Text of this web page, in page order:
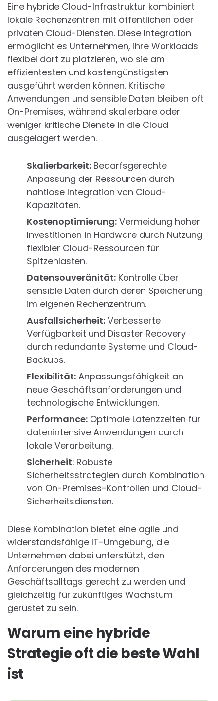
Eine hybride Cloud-Infrastruktur kombiniert
lokale Rechenzentren mit öffentlichen oder
privaten Cloud-Diensten. Diese Integration
ermöglicht es Unternehmen, ihre Workloads
flexibel dort zu platzieren, wo sie am
effizientesten und kostengünstigsten
ausgeführt werden können. Kritische
Anwendungen und sensible Daten bleiben oft
On-Premises, während skalierbare oder
weniger kritische Dienste in die Cloud
ausgelagert werden.
Skalierbarkeit: Bedarfsgerechte
Anpassung der Ressourcen durch
nahtlose Integration von Cloud-
Kapazitäten.
Kostenoptimierung: Vermeidung hoher
Investitionen in Hardware durch Nutzung
flexibler Cloud-Ressourcen für
Spitzenlasten.
Datensouveränität: Kontrolle über
sensible Daten durch deren Speicherung
im eigenen Rechenzentrum.
Ausfallsicherheit: Verbesserte
Verfügbarkeit und Disaster Recovery
durch redundante Systeme und Cloud-
Backups.
Flexibilität: Anpassungsfähigkeit an
neue Geschäftsanforderungen und
technologische Entwicklungen.
Performance: Optimale Latenzzeiten für
datenintensive Anwendungen durch
lokale Verarbeitung.
Sicherheit: Robuste
Sicherheitsstrategien durch Kombination
von On-Premises-Kontrollen und Cloud-
Sicherheitsdiensten.
Diese Kombination bietet eine agile und
widerstandsfähige IT-Umgebung, die
Unternehmen dabei unterstützt, den
Anforderungen des modernen
Geschäftsalltags gerecht zu werden und
gleichzeitig für zukünftiges Wachstum
gerüstet zu sein.
Warum eine hybride
Strategie oft die beste Wahl
ist